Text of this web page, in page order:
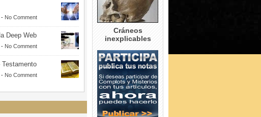
- No Comment
Deep Web
- No Comment
Testamento
- No Comment
Cráneos
inexplicables